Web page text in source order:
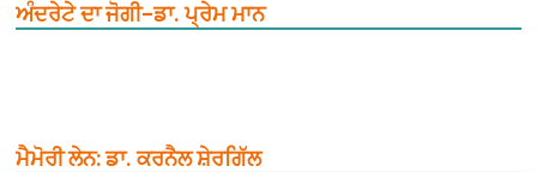
ਅੰਦਰੇਟੇ ਦਾ ਜੋਗੀ–ਡਾ. ਪ੍ਰੇਮ ਮਾਨ
ਮੈਮੋਰੀ ਲੇਨ: ਡਾ. ਕਰਨੈਲ ਸ਼ੇਰਗਿੱਲ